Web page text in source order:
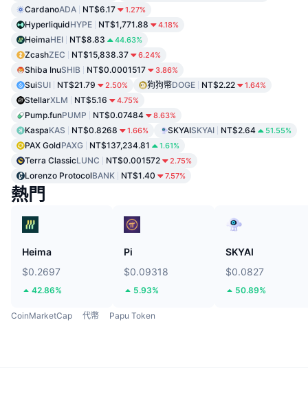
CardanoADA NT$6.17 1.27%
HyperliquidHYPE NT$1,771.88 4.18%
HeimaHEI NT$8.83 44.63%
ZcashZEC NT$15,838.37 6.24%
Shiba InuSHIB NT$0.0001517 3.86%
SuiSUI NT$21.79 2.50% 狗狗幣DOGE NT$2.22 1.64%
StellarXLM NT$5.16 4.75%
Pump.funPUMP NT$0.07484 8.63%
KaspaKAS NT$0.8268 1.66% SKYAISKYAI NT$2.64 51.55%
PAX GoldPAXG NT$137,234.81 1.61%
Terra ClassicLUNC NT$0.001572 2.75%
Lorenzo ProtocolBANK NT$1.40 7.57%
熱門
Heima
$0.2697
42.86%
Pi
$0.09318
5.93%
SKYAI
$0.0827
50.89%
CoinMarketCap 代幣 Papu Token